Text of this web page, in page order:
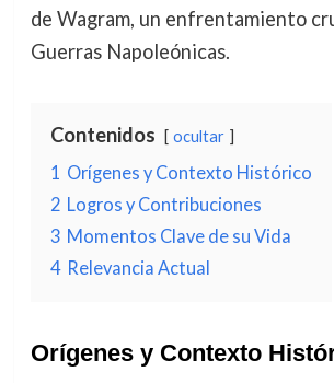
de Wagram, un enfrentamiento
Guerras Napoleónicas.
Contenidos ocultar
1 Orígenes y Contexto Histórico
2 Logros y Contribuciones
3 Momentos Clave de su Vida
4 Relevancia Actual
Orígenes y Contexto